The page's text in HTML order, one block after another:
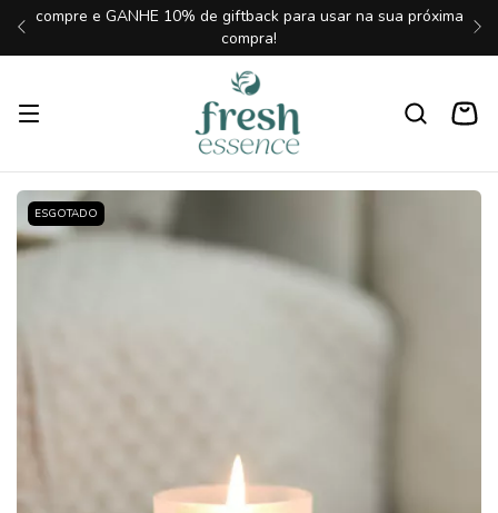
compre e GANHE 10% de giftback para usar na sua próxima
compra!
ESGOTADO